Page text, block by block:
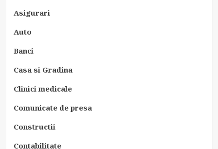
Asigurari
Auto
Banci
Casa si Gradina
Clinici medicale
Comunicate de presa
Constructii
Contabilitate